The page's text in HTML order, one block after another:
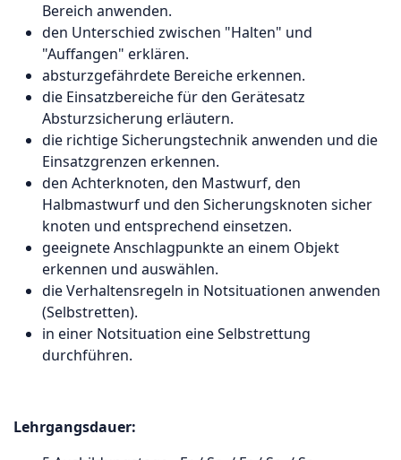
Bereich anwenden.
den Unterschied zwischen "Halten" und
"Auffangen" erklären.
absturzgefährdete Bereiche erkennen.
die Einsatzbereiche für den Gerätesatz
Absturzsicherung erläutern.
die richtige Sicherungstechnik anwenden und die
Einsatzgrenzen erkennen.
den Achterknoten, den Mastwurf, den
Halbmastwurf und den Sicherungsknoten sicher
knoten und entsprechend einsetzen.
geeignete Anschlagpunkte an einem Objekt
erkennen und auswählen.
die Verhaltensregeln in Notsituationen anwenden
(Selbstretten).
in einer Notsituation eine Selbstrettung
durchführen.
Lehrgangsdauer: